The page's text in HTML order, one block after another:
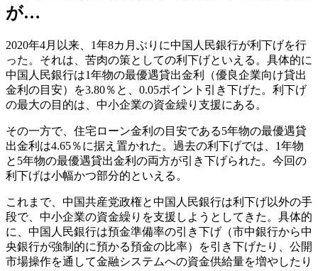
が…
2020年4月以来、1年8カ月ぶりに中国人民銀行が利下げを行
った。それは、苦肉の策としての利下げといえる。具体的に
中国人民銀行は1年物の最優遇貸出金利（優良企業向け貸出
金利の目安）を3.80％と、0.05ポイント引き下げた。利下げ
の最大の目的は、中小企業の資金繰り支援にある。
その一方で、住宅ローン金利の目安である5年物の最優遇貸
出金利は4.65％に据え置かれた。過去の利下げでは、1年物
と5年物の最優遇貸出金利の両方が引き下げられた。今回の
利下げは小幅かつ部分的といえる。
これまで、中国共産党政権と中国人民銀行は利下げ以外の手
段で、中小企業の資金繰りを支援しようとしてきた。具体的
に、中国人民銀行は預金準備率の引き下げ（市中銀行から中
央銀行が強制的に預かる預金の比率）を引き下げたり、公開
市場操作を通して金融システムへの資金供給量を増やしたり